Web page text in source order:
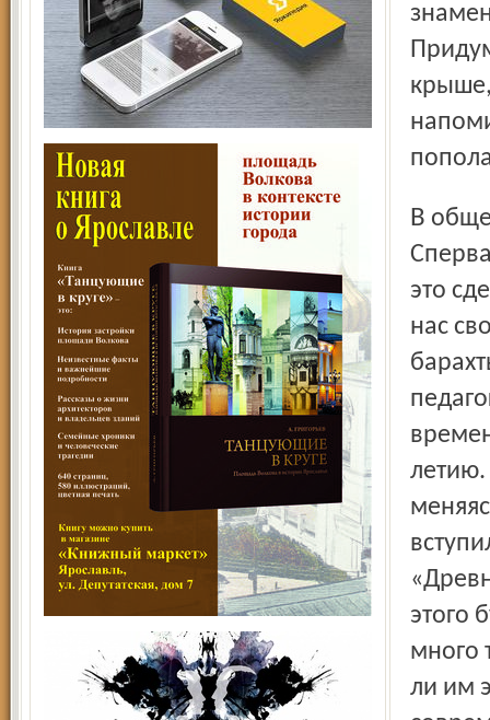
В общем, на этой выставке, как видите, не соскучишься.
это
нас
летию.
этого
много
ли им